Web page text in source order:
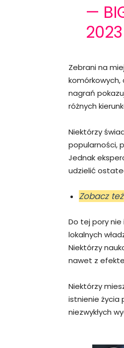
—
2023
Zebrani na
komórkowych,
nagrań
różnych
Niektórzy
popularności,
Jednak
udzielić
Zobacz
Do tej pory
lokalnych
Niektórzy
nawet z
Niektórzy
istnienie życia
niezwykłych